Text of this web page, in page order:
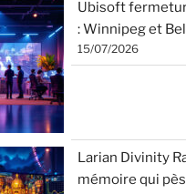
Ubisoft
: Winnipeg et
15/07/2026
Larian Divinity
mémoire qui